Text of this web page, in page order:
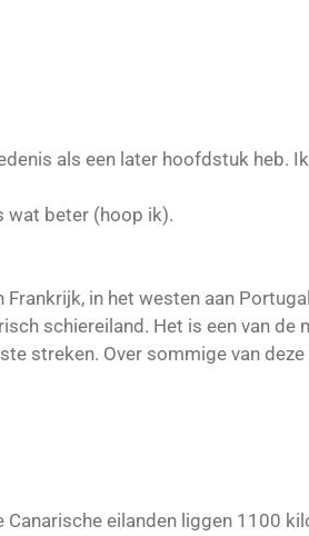
als een later hoofdstuk heb.
wat beter (hoop ik).
in het westen aan
schiereiland. Het is een van de
streken. Over sommige van deze
Canarische eilanden liggen 1100